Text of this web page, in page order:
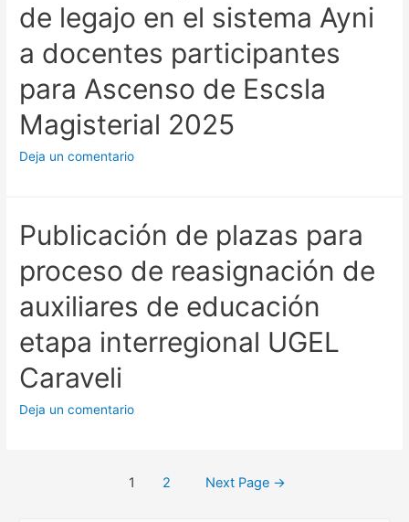
de legajo en el sistema Ayni
a docentes participantes
para Ascenso de Escsla
Magisterial 2025
Deja un comentario
Publicación de plazas para
proceso de reasignación de
auxiliares de educación
etapa interregional UGEL
Caraveli
Deja un comentario
1 2 Next Page →